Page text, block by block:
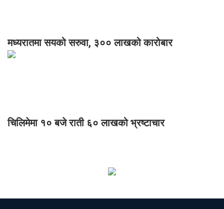
मध्यरातमा सयको सरुवा, ३०० लाखको कारोबार
चिलिमेमा १० बजे राती ६० लाखको भ्रष्टाचार